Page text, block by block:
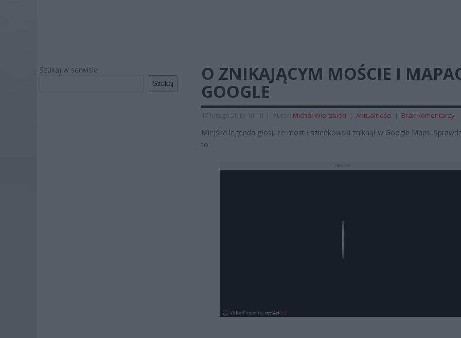
Szukaj w serwisie
Szukaj
O ZNIKAJĄCYM MOŚCIE I
GOOGLE
17 lutego 2015 18:18 | Autor: Michał Wierzbicki | Aktualności | Brak komentarzy
Miejska legenda głosi, że most Łazienkowski zniknął w Google Maps.
to: